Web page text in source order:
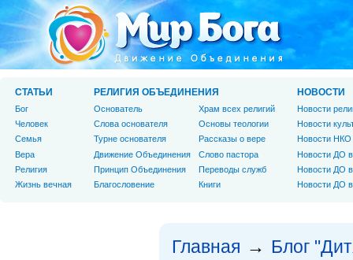
Главная → Блог
СТАТЬИ
Бог
Человек
Cемья
Вера
Религия
Жизнь вечная
РЕЛИГИЯ ОБЪЕДИНЕНИЯ
Основатель
Слова основателя
Турне основателя
Движение Объединения
Принцип Объединения
Благословение
Храм всех религий
Основы теологии
Рассказы о вере
Слово пастора
Переводы служб
Книги
НОВОСТИ
Новости
Новости
Новости НКО
Новости ДО
Новости ДО
Новости ДО